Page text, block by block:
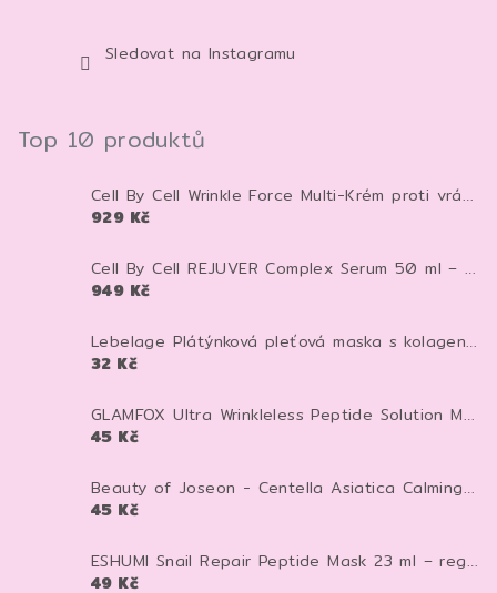
Sledovat na Instagramu
Top 10 produktů
Cell By Cell Wrinkle Force Multi-Krém proti vráskám 100 ml – anti-age krém pro zpevnění a hydrataci pleti
929 Kč
Cell By Cell REJUVER Complex Serum 50 ml – anti-age sérum pro zpevnění a regeneraci pleti
949 Kč
Lebelage Plátýnková pleťová maska s kolagenem Dr. Capsule Collagen Mask Pack 28 ml 1 ks
32 Kč
GLAMFOX Ultra Wrinkleless Peptide Solution Mask 25 g – peptidová pleťová maska pro vyhlazení, hydrataci a pevnější vzhled pleti
45 Kč
Beauty of Joseon - Centella Asiatica Calming Mask - Zklidňující textilní maska - 25 ml
45 Kč
ESHUMI Snail Repair Peptide Mask 23 ml – regenerační plátýnková maska se šnečím mucinem a peptidy pro hydrataci a pevnější pleť
49 Kč